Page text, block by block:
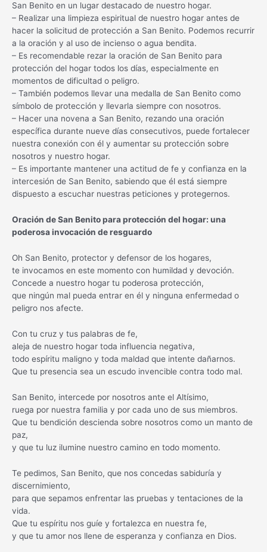
San Benito en un lugar destacado de nuestro hogar.
– Realizar una limpieza espiritual de nuestro hogar antes de
hacer la solicitud de protección a San Benito. Podemos recurrir
a la oración y al uso de incienso o agua bendita.
– Es recomendable rezar la oración de San Benito para
protección del hogar todos los días, especialmente en
momentos de dificultad o peligro.
– También podemos llevar una medalla de San Benito como
símbolo de protección y llevarla siempre con nosotros.
– Hacer una novena a San Benito, rezando una oración
específica durante nueve días consecutivos, puede fortalecer
nuestra conexión con él y aumentar su protección sobre
nosotros y nuestro hogar.
– Es importante mantener una actitud de fe y confianza en la
intercesión de San Benito, sabiendo que él está siempre
dispuesto a escuchar nuestras peticiones y protegernos.
Oración de San Benito para protección del hogar: una
poderosa invocación de resguardo
Oh San Benito, protector y defensor de los hogares,
te invocamos en este momento con humildad y devoción.
Concede a nuestro hogar tu poderosa protección,
que ningún mal pueda entrar en él y ninguna enfermedad o
peligro nos afecte.
Con tu cruz y tus palabras de fe,
aleja de nuestro hogar toda influencia negativa,
todo espíritu maligno y toda maldad que intente dañarnos.
Que tu presencia sea un escudo invencible contra todo mal.
San Benito, intercede por nosotros ante el Altísimo,
ruega por nuestra familia y por cada uno de sus miembros.
Que tu bendición descienda sobre nosotros como un manto de
paz,
y que tu luz ilumine nuestro camino en todo momento.
Te pedimos, San Benito, que nos concedas sabiduría y
discernimiento,
para que sepamos enfrentar las pruebas y tentaciones de la
vida.
Que tu espíritu nos guíe y fortalezca en nuestra fe,
y que tu amor nos llene de esperanza y confianza en Dios.